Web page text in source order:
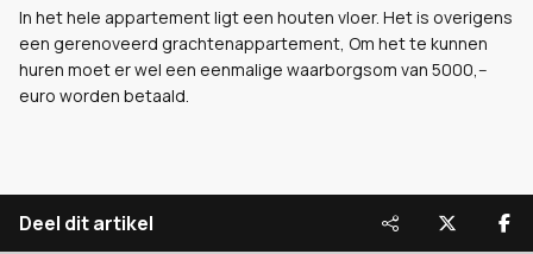
In het hele appartement ligt een houten vloer. Het is overigens
een gerenoveerd grachtenappartement, Om het te kunnen
huren moet er wel een eenmalige waarborgsom van 5000,--
euro worden betaald.
Deel dit artikel